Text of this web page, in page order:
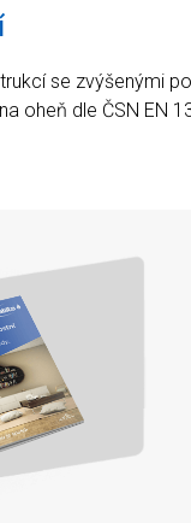
se zvýšenými
oheň dle ČSN EN